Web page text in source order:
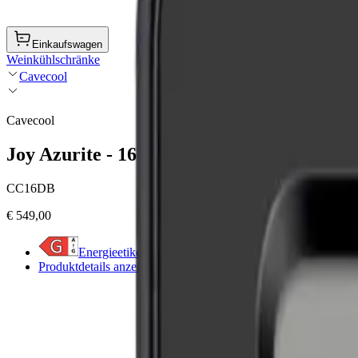
Einkaufswagen
Weinkühlschränke
Cavecool
Cavecool
Joy Azurite - 16 Flaschen - 2 Zonen -
CC16DB
€ 549,00
Energieetikett anzeigen
Produktdetails anzeigen